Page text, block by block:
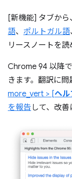
[新機能] タブから、
語、 ポルトガル語
リースノートを読
Chrome 94 以降
きます。翻訳に問
more_vert > [ヘル
を報告 して、改善